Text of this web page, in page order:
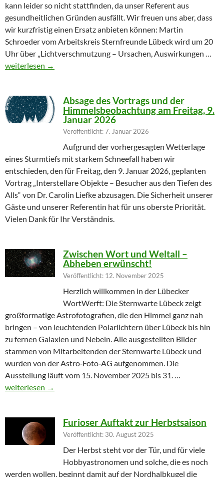
kann leider so nicht stattfinden, da unser Referent aus
gesundheitlichen Gründen ausfällt. Wir freuen uns aber, dass
wir kurzfristig einen Ersatz anbieten können: Martin
Schroeder vom Arbeitskreis Sternfreunde Lübeck wird um 20
Uhr über „Lichtverschmutzung – Ursachen, Auswirkungen …
Geändertes Vortragsthema 06.03.2026
weiterlesen →
Absage des Vortrags und der
Himmelsbeobachtung am Freitag, 9.
Januar 2026
Veröffentlicht: 7. Januar 2026
Aufgrund der vorhergesagten Wetterlage
eines Sturmtiefs mit starkem Schneefall haben wir
entschieden, den für Freitag, den 9. Januar 2026, geplanten
Vortrag „Interstellare Objekte – Besucher aus den Tiefen des
Alls“ von Dr. Carolin Liefke abzusagen. Die Sicherheit unserer
Gäste und unserer Referentin hat für uns oberste Priorität.
Vielen Dank für Ihr Verständnis.
Zwischen Wort und Weltall –
Abheben erwünscht!
Veröffentlicht: 12. November 2025
Herzlich willkommen in der Lübecker
WortWerft: Die Sternwarte Lübeck zeigt
großformatige Astrofotografien, die den Himmel ganz nah
bringen – von leuchtenden Polarlichtern über Lübeck bis hin
zu fernen Galaxien und Nebeln. Alle ausgestellten Bilder
stammen von Mitarbeitenden der Sternwarte Lübeck und
wurden von der Astro‑Foto‑AG aufgenommen. Die
Ausstellung läuft vom 15. November 2025 bis 31. …
Zwischen Wort und Weltall – Abheben erwünscht!
weiterlesen →
Furioser Auftakt zur Herbstsaison
Veröffentlicht: 30. August 2025
Der Herbst steht vor der Tür, und für viele
Hobbyastronomen und solche, die es noch
werden wollen, beginnt damit auf der Nordhalbkugel die